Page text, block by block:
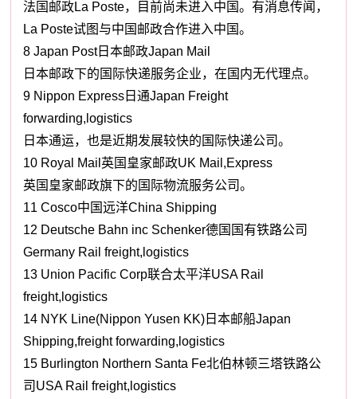
法国邮政La Poste，目前尚未进入中国。有消息传闻，
La Poste试图与中国邮政合作进入中国。
8 Japan Post日本邮政Japan Mail
日本邮政下的国际快递服务企业，在国内无代理点。
9 Nippon Express日通Japan Freight
forwarding,logistics
日本通运，也是近期发展较快的国际快递公司。
10 Royal Mail英国皇家邮政UK Mail,Express
英国皇家邮政旗下的国际物流服务公司。
11 Cosco中国远洋China Shipping
12 Deutsche Bahn inc Schenker德国国有铁路公司
Germany Rail freight,logistics
13 Union Pacific Corp联合太平洋USA Rail
freight,logistics
14 NYK Line(Nippon Yusen KK)日本邮船Japan
Shipping,freight forwarding,logistics
15 Burlington Northern Santa Fe北伯林顿三塔铁路公
司USA Rail freight,logistics